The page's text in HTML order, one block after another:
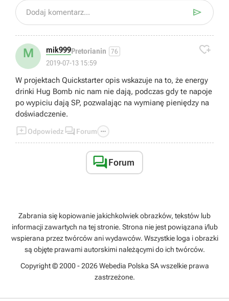
Dodaj komentarz... 
M mik999Pretorianin 76
2019-07-13 15:59

W projektach Quickstarter opis wskazuje na to, że energy
drinki Hug Bomb nic nam nie dają, podczas gdy te napoje
po wypiciu dają SP, pozwalając na wymianę pieniędzy na
doświadczenie.
Odpowiedz  Forum 
Forum
Zabrania się kopiowanie jakichkolwiek obrazków, tekstów lub
informacji zawartych na tej stronie. Strona nie jest powiązana i/lub
wspierana przez twórców ani wydawców. Wszystkie loga i obrazki
są objęte prawami autorskimi należącymi do ich twórców.
Copyright © 2000 - 2026 Webedia Polska SA wszelkie prawa
zastrzeżone.